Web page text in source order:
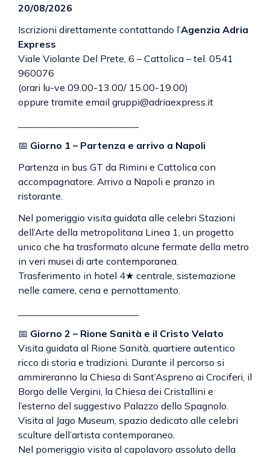
20/08/2026
Iscrizioni direttamente contattando l’Agenzia Adria
Express
Viale Violante Del Prete, 6 – Cattolica – tel. 0541
960076
(orari lu-ve 09.00-13.00/ 15.00-19.00)
oppure tramite email gruppi@adriaexpress.it
📅 Giorno 1 – Partenza e arrivo a Napoli
Partenza in bus GT da Rimini e Cattolica con
accompagnatore. Arrivo a Napoli e pranzo in
ristorante.
Nel pomeriggio visita guidata alle celebri Stazioni
dell’Arte della metropolitana Linea 1, un progetto
unico che ha trasformato alcune fermate della metro
in veri musei di arte contemporanea.
Trasferimento in hotel 4★ centrale, sistemazione
nelle camere, cena e pernottamento.
📅 Giorno 2 – Rione Sanità e il Cristo Velato
Visita guidata al Rione Sanità, quartiere autentico
ricco di storia e tradizioni. Durante il percorso si
ammireranno la Chiesa di Sant’Aspreno ai Crociferi, il
Borgo delle Vergini, la Chiesa dei Cristallini e
l’esterno del suggestivo Palazzo dello Spagnolo.
Visita al Jago Museum, spazio dedicato alle celebri
sculture dell’artista contemporaneo.
Nel pomeriggio visita al capolavoro assoluto della